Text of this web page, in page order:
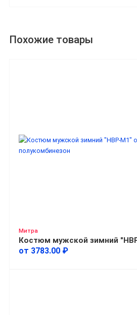
Похожие товары
Митра
от 3783.00 ₽